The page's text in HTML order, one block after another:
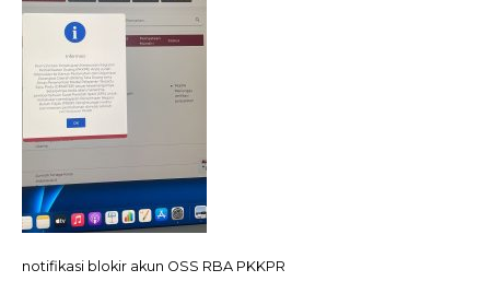
notifikasi blokir akun OSS RBA PKKPR